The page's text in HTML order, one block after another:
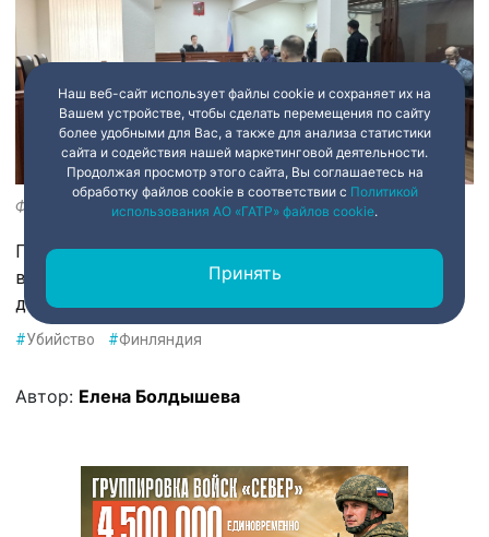
Фото: телеканал «Санкт-Петербург»
Присяжные единодушно признали Кирьянена
виновным в корыстном убийстве. Теперь ему грозит
до двадцати лет. Приговор огласят в мае.
#Убийство #Финляндия
Автор: Елена Болдышева
Наш веб-сайт использует файлы cookie и сохраняет их на
Вашем устройстве, чтобы сделать перемещения по сайту
более удобными для Вас, а также для анализа статистики
сайта и содействия нашей маркетинговой деятельности.
Продолжая просмотр этого сайта, Вы соглашаетесь на
обработку файлов cookie в соответствии с Политикой
использования АО «ГАТР» файлов cookie.
Принять